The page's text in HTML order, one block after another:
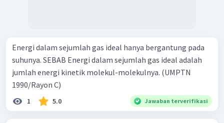
Energi dalam sejumlah gas ideal hanya bergantung pada
suhunya. SEBAB Energi dalam sejumlah gas ideal adalah
jumlah energi kinetik molekul-molekulnya. (UMPTN
1990/Rayon C)
1 5.0 Jawaban terverifikasi